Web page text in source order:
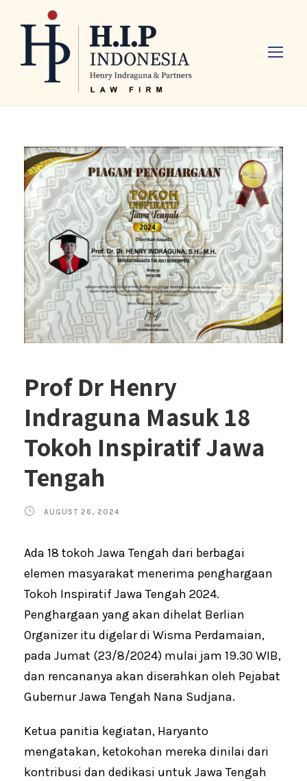
Prof Dr Henry
Indraguna Masuk 18
Tokoh Inspiratif Jawa
Tengah
AUGUST 26, 2024
Ada 18 tokoh Jawa Tengah dari berbagai
elemen masyarakat menerima penghargaan
Tokoh Inspiratif Jawa Tengah 2024.
Penghargaan yang akan dihelat Berlian
Organizer itu digelar di Wisma Perdamaian,
pada Jumat (23/8/2024) mulai jam 19.30 WIB,
dan rencananya akan diserahkan oleh Pejabat
Gubernur Jawa Tengah Nana Sudjana.
Ketua panitia kegiatan, Haryanto
mengatakan, ketokohan mereka dinilai dari
kontribusi dan dedikasi untuk Jawa Tengah